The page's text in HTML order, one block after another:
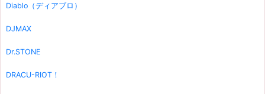
Diablo（ディアブロ）
DJMAX
Dr.STONE
DRACU-RIOT！